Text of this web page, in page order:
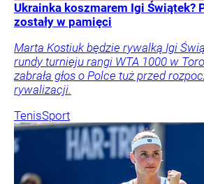
Ukrainka koszmarem Igi Świątek?
zostały w pamięci
Marta Kostiuk będzie rywalką Igi
rundy turnieju rangi WTA 1000 w
zabrała głos o Polce tuż przed
rywalizacji.
TenisSport